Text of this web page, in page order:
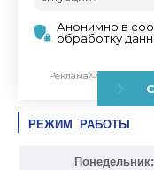
РЕЖИМ РАБОТЫ
Понедельник: